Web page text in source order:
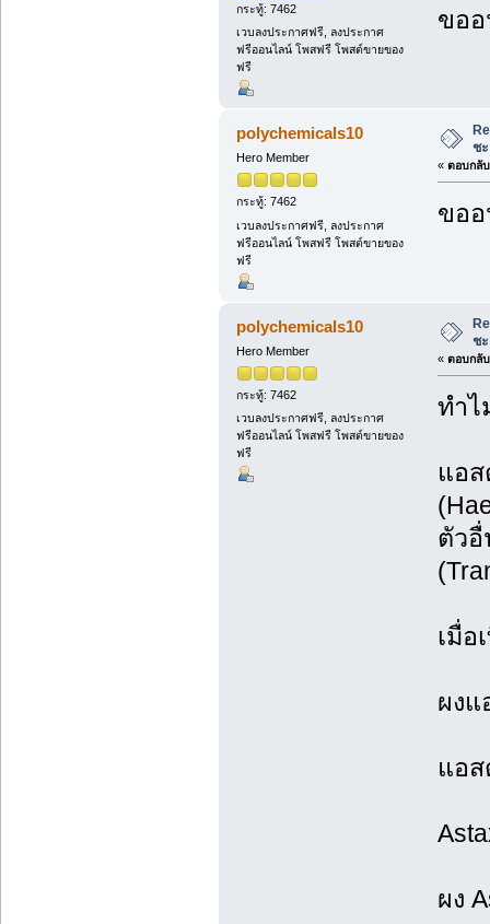
กระทู้: 7462
เวบลงประกาศฟรี, ลงประกาศ
ฟรีออนไลน์ โพสฟรี โพสต์ขายของ
ฟรี
ขอ
polychemicals10
Hero Member
กระทู้: 7462
เวบลงประกาศฟรี, ลงประกาศ
ฟรีออนไลน์ โพสฟรี โพสต์ขายของ
ฟรี
ช
« ตอบกลั
ขอ
polychemicals10
Hero Member
กระทู้: 7462
เวบลงประกาศฟรี, ลงประกาศ
ฟรีออนไลน์ โพสฟรี โพสต์ขายของ
ฟรี
ช
« ตอบกลั
ทำไ
แอ
ตัวอื่
เมื่
ผงแ
แอส
ผง